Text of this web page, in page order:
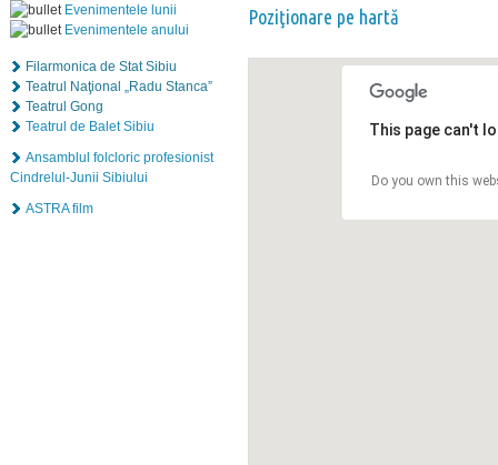
Evenimentele lunii
Evenimentele anului
Filarmonica de Stat Sibiu
Teatrul Naţional „Radu Stanca”
Teatrul Gong
Teatrul de Balet Sibiu
Ansamblul folcloric profesionist
Cindrelul-Junii Sibiului
ASTRA film
Poziţionare pe hartă
This page can't
Do you own this